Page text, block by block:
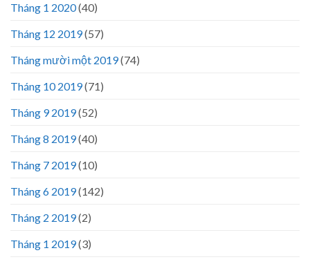
Tháng 1 2020(40)
Tháng 12 2019(57)
Tháng mười một 2019(74)
Tháng 10 2019(71)
Tháng 9 2019(52)
Tháng 8 2019(40)
Tháng 7 2019(10)
Tháng 6 2019(142)
Tháng 2 2019(2)
Tháng 1 2019(3)